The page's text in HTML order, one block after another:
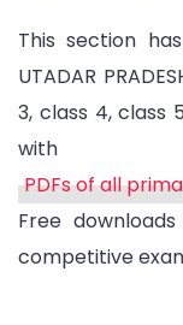
This section
UTADAR
3, class 4, class
with
PDFs of all
Free
competitive